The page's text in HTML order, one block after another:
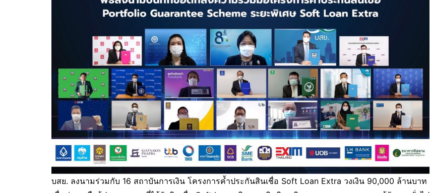
บสย. ลงนามร่วมกับ 16 สถาบันการเงิน โครงการค้ำประกันสินเชื่อ Soft Loan Extra วงเงิน 90,000 ล้านบาท